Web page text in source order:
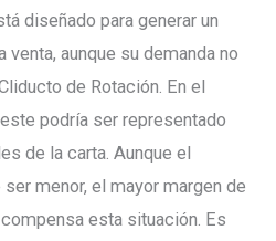
diseñado para generar un
aunque su demanda no
de Rotación. En el
podría ser representado
de la carta. Aunque el
menor, el mayor margen de
esta situación. Es